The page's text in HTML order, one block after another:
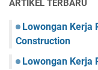
ARTIKEL TERBARU
Lowongan Kerja
Construction
Lowongan Kerja